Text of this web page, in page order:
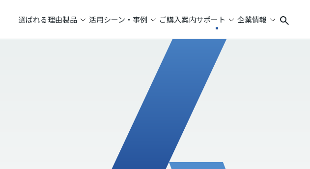
選ばれる理由製品 活用シーン・事例 ご購入案内サポート 企業情報